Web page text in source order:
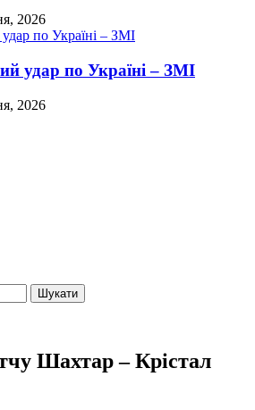
2026
удар по Україні – ЗМІ
2026
Шахтар – Крістал